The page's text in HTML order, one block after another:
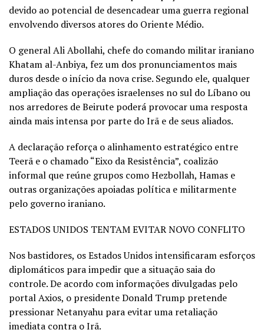
devido ao potencial de desencadear uma guerra regional
envolvendo diversos atores do Oriente Médio.
O general Ali Abollahi, chefe do comando militar iraniano
Khatam al-Anbiya, fez um dos pronunciamentos mais
duros desde o início da nova crise. Segundo ele, qualquer
ampliação das operações israelenses no sul do Líbano ou
nos arredores de Beirute poderá provocar uma resposta
ainda mais intensa por parte do Irã e de seus aliados.
A declaração reforça o alinhamento estratégico entre
Teerã e o chamado “Eixo da Resistência”, coalizão
informal que reúne grupos como Hezbollah, Hamas e
outras organizações apoiadas política e militarmente
pelo governo iraniano.
ESTADOS UNIDOS TENTAM EVITAR NOVO CONFLITO
Nos bastidores, os Estados Unidos intensificaram esforços
diplomáticos para impedir que a situação saia do
controle. De acordo com informações divulgadas pelo
portal Axios, o presidente Donald Trump pretende
pressionar Netanyahu para evitar uma retaliação
imediata contra o Irã.